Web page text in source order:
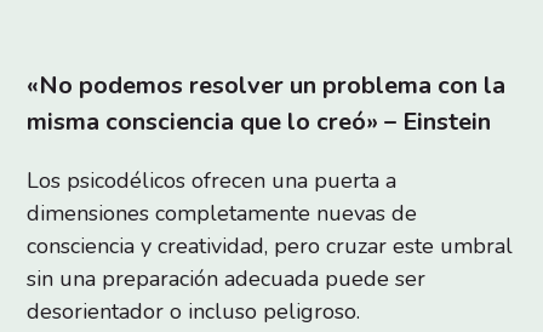
«No podemos resolver un problema con la
misma consciencia que lo creó» – Einstein
Los psicodélicos ofrecen una puerta a
dimensiones completamente nuevas de
consciencia y creatividad, pero cruzar este umbral
sin una preparación adecuada puede ser
desorientador o incluso peligroso.